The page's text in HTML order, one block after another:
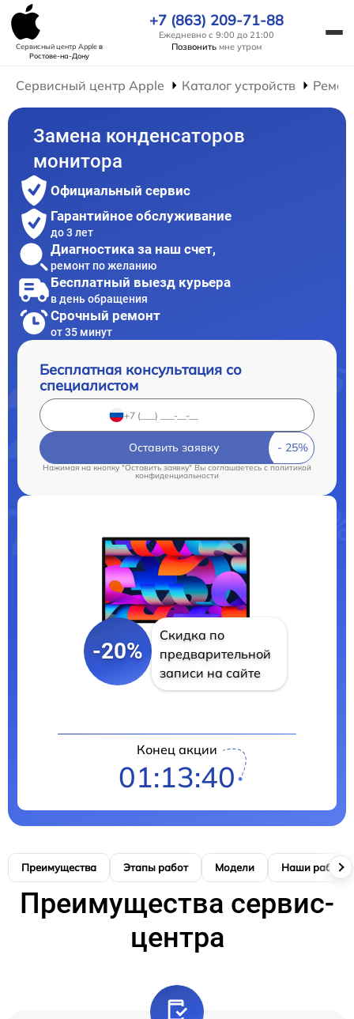
Сервисный центр Appleв
Ростове-на-Дону
+7 (863) 209-71-88
Ежедневно с 9:00 до 21:00
Позвонить мне утром
Сервисный центр Apple Каталог устройств
Замена конденсаторов
монитора
Официальный сервис
Гарантийное обслуживание
до 3 лет
Диагностика за наш счет,
ремонт по желанию
Бесплатный выезд курьера
в день обращения
Срочный ремонт
от 35 минут
Бесплатная консультация со
специалистом
Оставить заявку
Нажимая на кнопку "Оставить заявку" Вы соглашаетесь cполитикой
конфиденциальности
-20%
Скидка по
предварительной
записи на сайте
Конец акции
01:13:39
Преимущества Этапы работ Модели Наши работы
Преимущества сервис-
центра